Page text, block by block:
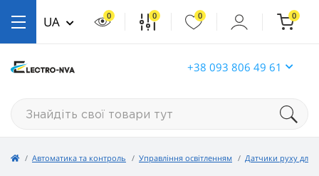
+38 093 806 49 61
UA 0 0 0 0
Автоматика та контроль Управління освітленням Датчики руху для